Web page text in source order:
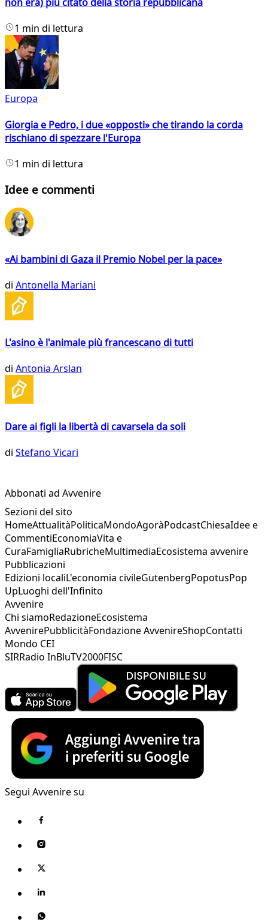
1 min di lettura
Europa
Giorgia e Pedro, i due «opposti» che tirando la corda
rischiano di spezzare l'Europa
1 min di lettura
Idee e commenti
«Ai bambini di Gaza il Premio Nobel per la pace»
di Antonella Mariani
L'asino è l'animale più francescano di tutti
di Antonia Arslan
Dare ai figli la libertà di cavarsela da soli
di Stefano Vicari
Abbonati ad Avvenire
Sezioni del sito
HomeAttualitàPoliticaMondoAgoràPodcastChiesaIdee e
CommentiEconomiaVita e
CuraFamigliaRubricheMultimediaEcosistema avvenire
Pubblicazioni
Edizioni localiL'economia civileGutenbergPopotusPop
UpLuoghi dell'Infinito
Avvenire
Chi siamoRedazioneEcosistema
AvvenirePubblicitàFondazione AvvenireShopContatti
Mondo CEI
SIRRadio InBluTV2000FISC
Segui Avvenire su